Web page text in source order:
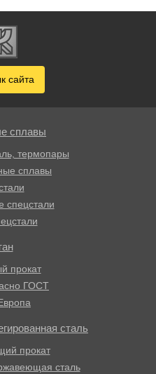
сайта
сплавы
термопары
сплавы
спецстали
прокат
ГОСТ
сталь
прокат
сталь